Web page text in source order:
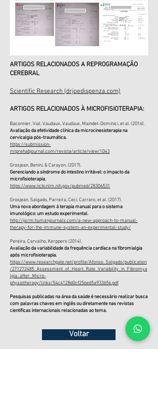
ARTIGOS RELACIONADOS A REPROGRAMAÇÃO
CEREBRAL
Scientific Research (drjoedispenza.com)
ARTIGOS RELACIONADOS À MICROFISIOTERAPIA:
Baconnier, Vial, Vaudaux, Vaudaux, Maindet-Dominici, et al. (2016).
Avaliação da efetividade clínica da microcinesioterapia na
cervicalgia pós-traumática.
https://submission-
mtprehabjournal.com/revista/article/view/1043
Grosjean, Benini, & Carayon. (2017).
Gerenciando a síndrome do intestino irritável: o impacto da
microfisioterapia.
https://www.ncbi.nlm.nih.gov/pubmed/28306531
Grosjean, Salgado, Parreira, Ceci, Carraro, et al. (2017).
Uma nova abordagem à terapia manual para o sistema
imunológico: um estudo experimental.
http://ijsrm.humanjournals.com/a-new-approach-to-manual-
therapy-for-the-immune-system-an-experimental-study/
Pereira, Carvalho, Kerppers (2014).
Avaliação da variabilidade da frequência cardíaca na fibromialgia
após microfisioterapia.
https://www.researchgate.net/profile/Afonso_Salgado/publication
/271272485_Assessment_of_Heart_Rate_Variability_in_Fibromya
lgia_after_Micro-
physiotherapy/links/54c4128d0cf256ed5a933656.pdf
Pesquisas publicadas na área da saúde é necessário realizar busca
com palavras chaves em inglês ou diretamente nas revistas
científicas internacionais relacionadas ao tema.
Voltar